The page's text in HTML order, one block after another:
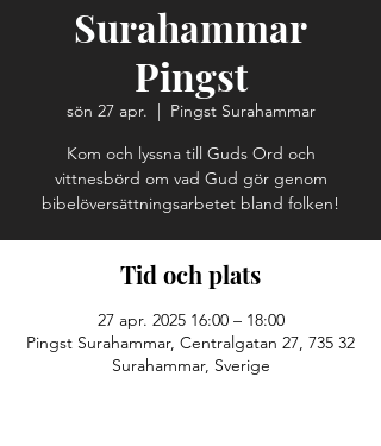
Surahammar
Pingst
sön 27 apr.
  |
Pingst Surahammar
Kom och lyssna till Guds Ord och
vittnesbörd om vad Gud gör genom
bibelöversättningsarbetet bland folken!
Tid och plats
27 apr. 2025 16:00 – 18:00
Pingst Surahammar, Centralgatan 27, 735 32
Surahammar, Sverige